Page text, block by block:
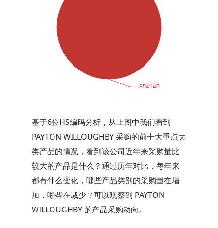
基于6位HS编码分析，从上图中我们看到
PAYTON WILLOUGHBY 采购的前十大重点大
类产品的情况，看到该公司近年来采购量比
较大的产品是什么？通过历年对比，每年来
都有什么变化，哪些产品类别的采购量在增
加，哪些在减少？可以观察到 PAYTON
WILLOUGHBY 的产品采购动向。